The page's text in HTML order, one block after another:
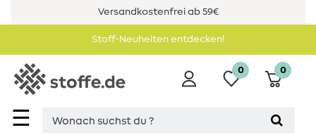
Versandkostenfrei ab 59€
Stoff-Neuheiten entdecken!
☰
0 0